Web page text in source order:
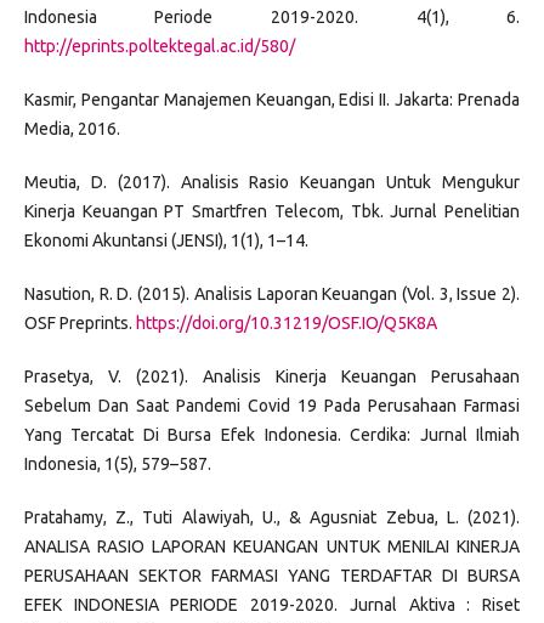
Indonesia Periode 2019-2020. 4(1), 6.
http://eprints.poltektegal.ac.id/580/
Kasmir, Pengantar Manajemen Keuangan, Edisi II. Jakarta: Prenada
Media, 2016.
Meutia, D. (2017). Analisis Rasio Keuangan Untuk Mengukur
Kinerja Keuangan PT Smartfren Telecom, Tbk. Jurnal Penelitian
Ekonomi Akuntansi (JENSI), 1(1), 1–14.
Nasution, R. D. (2015). Analisis Laporan Keuangan (Vol. 3, Issue 2).
OSF Preprints. https://doi.org/10.31219/OSF.IO/Q5K8A
Prasetya, V. (2021). Analisis Kinerja Keuangan Perusahaan
Sebelum Dan Saat Pandemi Covid 19 Pada Perusahaan Farmasi
Yang Tercatat Di Bursa Efek Indonesia. Cerdika: Jurnal Ilmiah
Indonesia, 1(5), 579–587.
Pratahamy, Z., Tuti Alawiyah, U., & Agusniat Zebua, L. (2021).
ANALISA RASIO LAPORAN KEUANGAN UNTUK MENILAI KINERJA
PERUSAHAAN SEKTOR FARMASI YANG TERDAFTAR DI BURSA
EFEK INDONESIA PERIODE 2019-2020. Jurnal Aktiva : Riset